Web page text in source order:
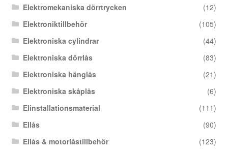
Elektromekaniska dörrtrycken
(12)
Elektroniktillbehör
(105)
Elektroniska cylindrar
(44)
Elektroniska dörrlås
(83)
Elektroniska hänglås
(21)
Elektroniska skåplås
(6)
Elinstallationsmaterial
(111)
Ellås
(90)
Ellås & motorlåstillbehör
(123)